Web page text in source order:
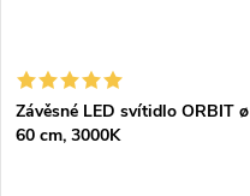
Závěsné LED svítidlo ORBIT ø
60 cm, 3000K